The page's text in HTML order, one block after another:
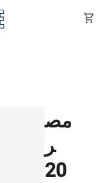
shopping_cart
مص
ر
20